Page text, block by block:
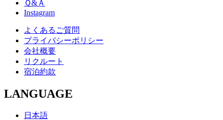
Ｑ&Ａ
Instagram
よくあるご質問
プライバシーポリシー
会社概要
リクルート
宿泊約款
LANGUAGE
日本語